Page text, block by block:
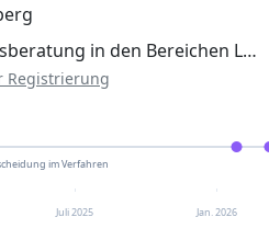
in den Bereichen L…
Registrierung
im Verfahren
Juli 2025 Jan. 2026